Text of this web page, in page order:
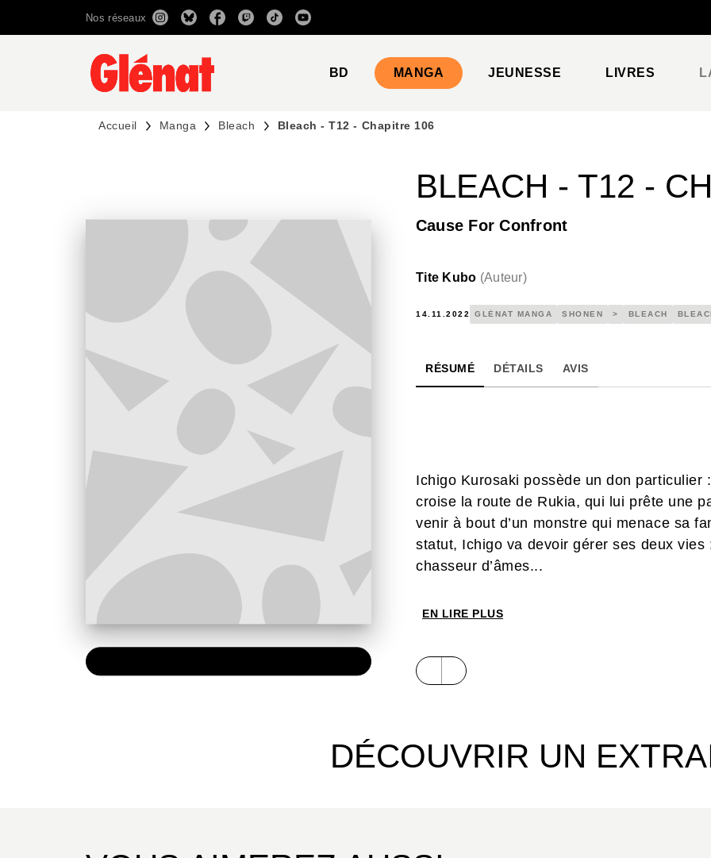
RECHERCHE CONTENU
Nos réseaux
BD MANGA JEUNESSE LIVRES
Accueil Manga Bleach Bleach - T12 - Chapitre 106
BLEACH - T12 -
Cause For Confront
Tite Kubo (Auteur)
14.11.2022 GLÉNAT MANGA SHONEN > BLEACH
RÉSUMÉ DÉTAILS AVIS
Ichigo Kurosaki possède un don particulier
croise la route de Rukia, qui lui prête une
venir à bout d’un monstre qui menace sa
statut, Ichigo va devoir gérer ses deux
chasseur d’âmes...
EN LIRE PLUS
DÉCOUVRIR UN